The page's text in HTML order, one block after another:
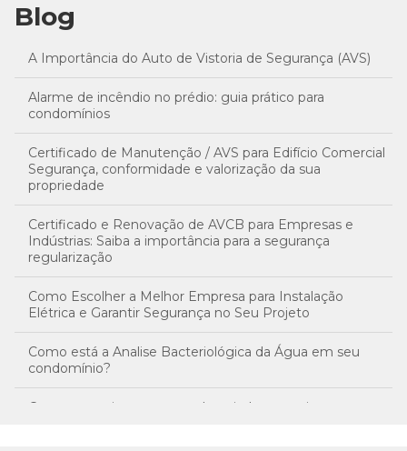
Blog
A Importância do Auto de Vistoria de Segurança (AVS)
Alarme de incêndio no prédio: guia prático para
condomínios
Certificado de Manutenção / AVS para Edifício Comercial
Segurança, conformidade e valorização da sua
propriedade
Certificado e Renovação de AVCB para Empresas e
Indústrias: Saiba a importância para a segurança
regularização
Como Escolher a Melhor Empresa para Instalação
Elétrica e Garantir Segurança no Seu Projeto
Como está a Analise Bacteriológica da Água em seu
condomínio?
Como garantir a segurança hospitalar com sistemas